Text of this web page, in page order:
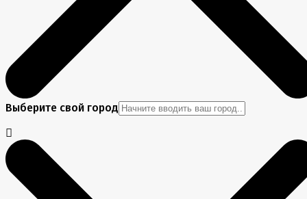
Выберите свой город